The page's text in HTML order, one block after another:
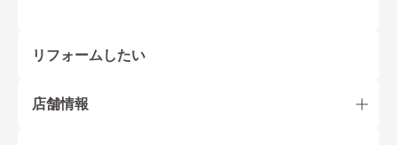
リフォームしたい
店舗情報